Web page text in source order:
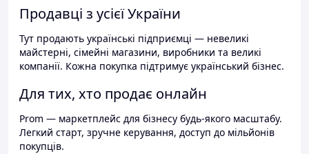
Продавці з усієї України
Тут продають українські підприємці — невеликі
майстерні, сімейні магазини, виробники та великі
компанії. Кожна покупка підтримує український бізнес.
Для тих, хто продає онлайн
Prom — маркетплейс для бізнесу будь-якого масштабу.
Легкий старт, зручне керування, доступ до мільйонів
покупців.